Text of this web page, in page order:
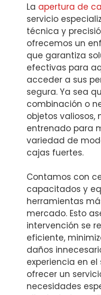
La apertura de
servicio
técnica y
ofrecemos un
que garantiza
efectivas para
acceder a sus
segura. Ya sea
combinación o
objetos valiosos,
entrenado para
variedad de
cajas fuertes.
Contamos con
capacitados y
herramientas
mercado. Esto
intervención se
eficiente,
daños
experiencia en
ofrecer un
necesidades